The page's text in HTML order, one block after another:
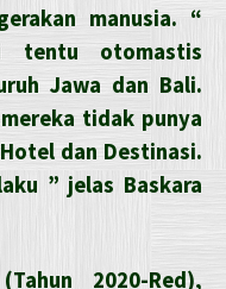
manusia. “
tentu otomastis
Jawa dan Bali.
tidak punya
dan Destinasi.
” jelas Baskara
2020-Red),